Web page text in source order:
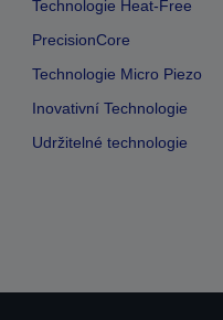
Technologie Heat-Free
PrecisionCore
Technologie Micro Piezo
Inovativní Technologie
Udržitelné technologie